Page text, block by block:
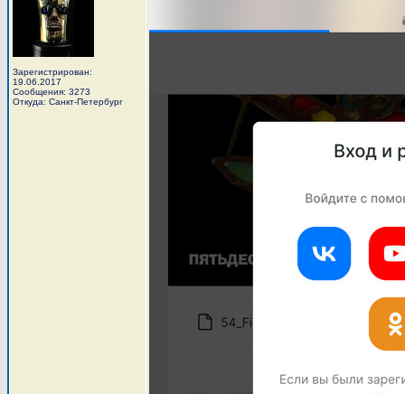
Зарегистрирован:
19.06.2017
Сообщения: 3273
Откуда: Санкт-Петербург